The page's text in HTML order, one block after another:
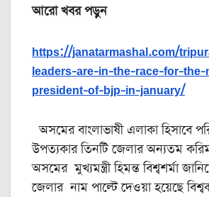
আরো খবর পড়ুন
https://janatarmashal.com/
leaders-are-in-the-race-for-the-
president-of-bjp-in-january/
অসমের বাংলাভাষী এলাকা হিসাবে
উপত্যকার তিনটি জেলার অন্যতম
অসমের মুখ্যমন্ত্রী হিমন্ত বিশ্বশর্মা
জেলার নাম পাল্টে দেওয়া হয়েছে